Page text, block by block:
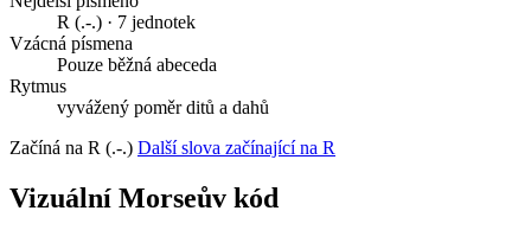
R (.-.) · 7 jednotek
Vzácná písmena
Pouze běžná abeceda
Rytmus
vyvážený poměr ditů a dahů
Začíná na R (.-.) Další slova začínající na R
Vizuální Morseův kód